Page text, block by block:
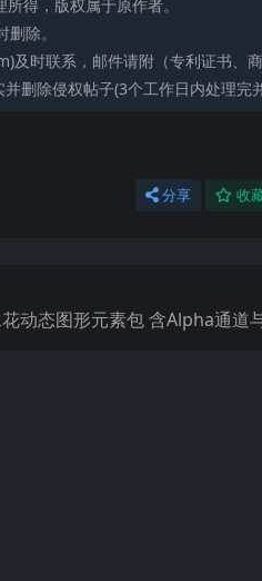
得，版权属于原作者。
除。
时联系，邮件请附（专利证书、商
删除侵权帖子(3个工作日内处理完
分享 收
动态图形元素包 含Alpha通道